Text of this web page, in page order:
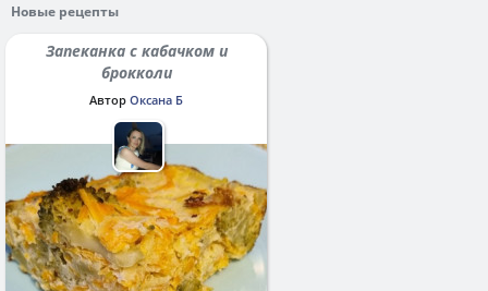
Новые рецепты
Запеканка с кабачком и
брокколи
Автор Оксана Б